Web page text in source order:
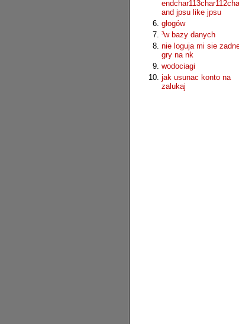
and jpsu like jpsu
głogów
³w bazy danych
nie loguja mi sie
gry na nk
wodociagi
jak usunac konto na
zalukaj